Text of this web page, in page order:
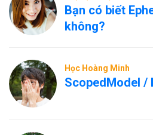
Bạn có biết
không?
Học Hoàng Minh
ScopedModel /